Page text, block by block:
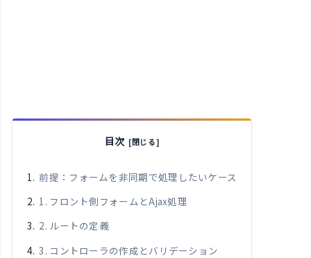
目次
前提：フォームを非同期で処理したいケース
1. フロント側フォームとAjax処理
2. ルートの定義
3. コントローラの作成とバリデーション